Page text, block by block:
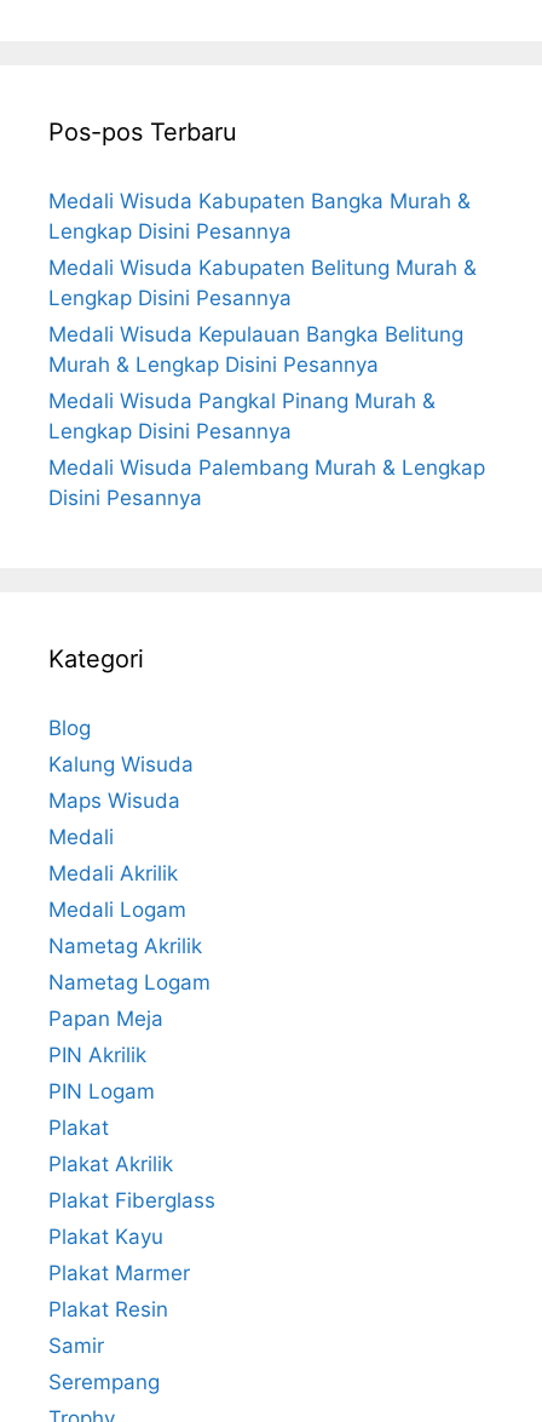
Pos-pos Terbaru
Medali Wisuda Kabupaten Bangka Murah &
Lengkap Disini Pesannya
Medali Wisuda Kabupaten Belitung Murah &
Lengkap Disini Pesannya
Medali Wisuda Kepulauan Bangka Belitung
Murah & Lengkap Disini Pesannya
Medali Wisuda Pangkal Pinang Murah &
Lengkap Disini Pesannya
Medali Wisuda Palembang Murah & Lengkap
Disini Pesannya
Kategori
Blog
Kalung Wisuda
Maps Wisuda
Medali
Medali Akrilik
Medali Logam
Nametag Akrilik
Nametag Logam
Papan Meja
PIN Akrilik
PIN Logam
Plakat
Plakat Akrilik
Plakat Fiberglass
Plakat Kayu
Plakat Marmer
Plakat Resin
Samir
Serempang